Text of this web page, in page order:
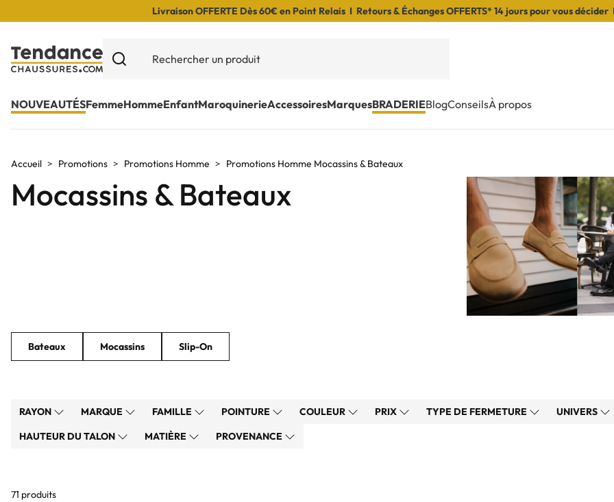
Livraison OFFERTE Dès 60€ en Point Relais I Retours & Échanges OFFERTS* 14 jours pour vous
NOUVEAUTÉSFemmeHommeEnfantMaroquinerieAccessoiresMarquesBRADERIEBlogConseilsÀ propos
Accueil Promotions Promotions Homme Promotions Homme Mocassins & Bateaux
Mocassins & Bateaux
Bateaux Mocassins Slip-On
RAYON MARQUE FAMILLE POINTURE COULEUR PRIX TYPE DE FERMETURE UNIVERS
HAUTEUR DU TALON
MATIÈRE PROVENANCE
71 produits